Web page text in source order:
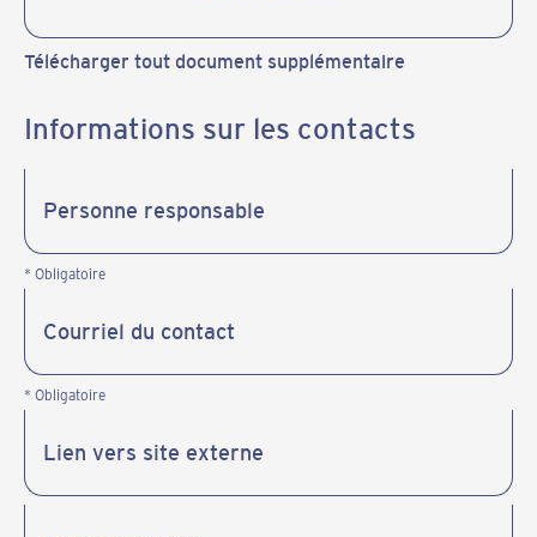
Télécharger tout document supplémentaire
Informations sur les contacts
* Obligatoire
* Obligatoire